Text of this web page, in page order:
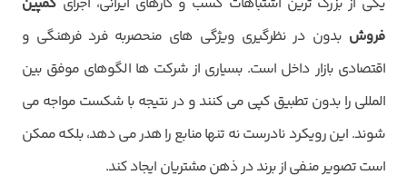
فروش بدون در نظرگیری ویژگی های منحصربه فرد فرهنگی و
اقتصادی بازار داخل است. بسیاری از شرکت ها الگوهای موفق بین
المللی را بدون تطبیق کپی می کنند و در نتیجه با شکست مواجه می
شوند. این رویکرد نادرست نه تنها منابع را هدر می دهد، بلکه ممکن
است تصویر منفی از برند در ذهن مشتریان ایجاد کند.